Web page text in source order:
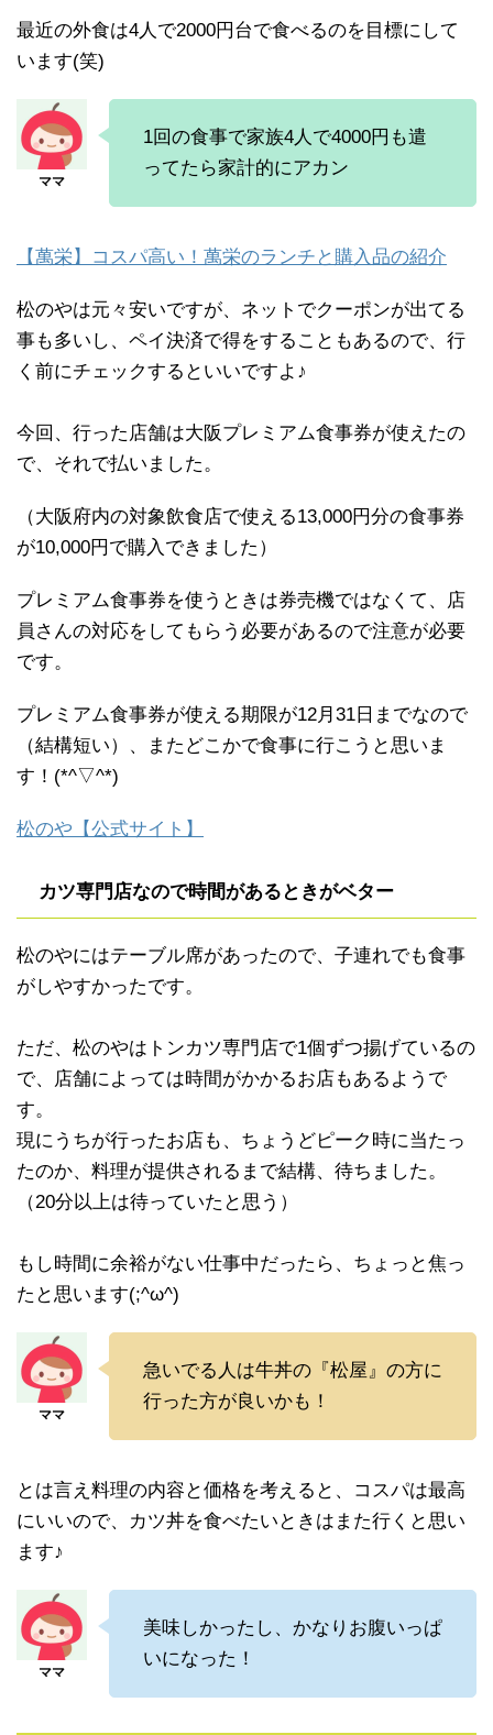
最近の外食は4人で2000円台で食べるのを目標にして
います(笑)
1回の食事で家族4人で4000円も遣
ってたら家計的にアカン
【萬栄】コスパ高い！萬栄のランチと購入品の紹介
松のやは元々安いですが、ネットでクーポンが出てる
事も多いし、ペイ決済で得をすることもあるので、行
く前にチェックするといいですよ♪
今回、行った店舗は大阪プレミアム食事券が使えたの
で、それで払いました。
（大阪府内の対象飲食店で使える13,000円分の食事券
が10,000円で購入できました）
プレミアム食事券を使うときは券売機ではなくて、店
員さんの対応をしてもらう必要があるので注意が必要
です。
プレミアム食事券が使える期限が12月31日までなので
（結構短い）、またどこかで食事に行こうと思いま
す！(*^▽^*)
松のや【公式サイト】
カツ専門店なので時間があるときがベター
松のやにはテーブル席があったので、子連れでも食事
がしやすかったです。
ただ、松のやはトンカツ専門店で1個ずつ揚げているの
で、店舗によっては時間がかかるお店もあるようで
す。
現にうちが行ったお店も、ちょうどピーク時に当たっ
たのか、料理が提供されるまで結構、待ちました。
（20分以上は待っていたと思う）
もし時間に余裕がない仕事中だったら、ちょっと焦っ
たと思います(;^ω^)
急いでる人は牛丼の『松屋』の方に
行った方が良いかも！
とは言え料理の内容と価格を考えると、コスパは最高
にいいので、カツ丼を食べたいときはまた行くと思い
ます♪
美味しかったし、かなりお腹いっぱ
いになった！